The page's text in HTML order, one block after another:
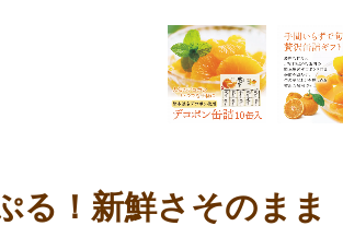
る！新鮮さそのまま